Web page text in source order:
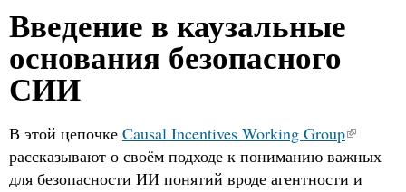
Введение в каузальные
основания безопасного
СИИ
В этой цепочке Causal Incentives Working Group
рассказывают о своём подходе к пониманию важных
для безопасности ИИ понятий вроде агентности и